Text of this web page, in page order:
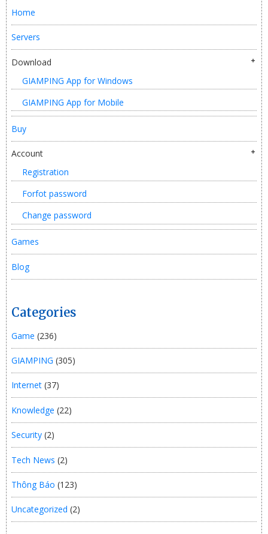
Home
Servers
Download
GIAMPING App for Windows
GIAMPING App for Mobile
Buy
Account
Registration
Forfot password
Change password
Games
Blog
Categories
Game (236)
GIAMPING (305)
Internet (37)
Knowledge (22)
Security (2)
Tech News (2)
Thông Báo (123)
Uncategorized (2)